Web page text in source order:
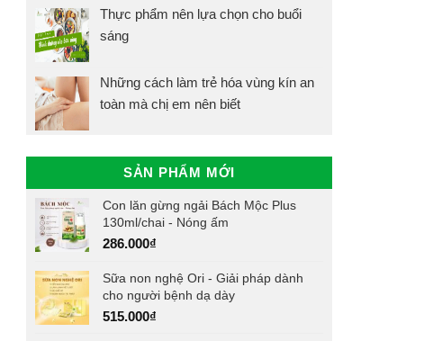
Thực phẩm nên lựa chọn cho buổi
sáng
Những cách làm trẻ hóa vùng kín an
toàn mà chị em nên biết
SẢN PHẨM MỚI
Con lăn gừng ngải Bách Mộc Plus
130ml/chai - Nóng ấm
286.000₫
Sữa non nghệ Ori - Giải pháp dành
cho người bệnh dạ dày
515.000₫